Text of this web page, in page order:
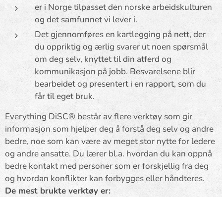
er i Norge tilpasset den norske arbeidskulturen
og det samfunnet vi lever i.
Det gjennomføres en kartlegging på nett, der
du oppriktig og ærlig svarer ut noen spørsmål
om deg selv, knyttet til din atferd og
kommunikasjon på jobb. Besvarelsene blir
bearbeidet og presentert i en rapport, som du
får til eget bruk.
Everything DiSC® består av flere verktøy som gir
informasjon som hjelper deg å forstå deg selv og andre
bedre, noe som kan være av meget stor nytte for ledere
og andre ansatte. Du lærer bl.a. hvordan du kan oppnå
bedre kontakt med personer som er forskjellig fra deg
og hvordan konflikter kan forbygges eller håndteres.
De mest brukte verktøy er: